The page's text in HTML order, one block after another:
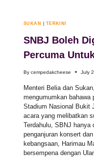
SUKAN TERKINI
SNBJ Boleh
Percuma
By cempedakcheese July
Menteri Belia dan
mengumumkan bahawa
Stadium Nasional Bukit
acara yang melibatkan
Terdahulu, SBNJ hanya
penganjuran konsert
kebangsaan, Harimau
bersempena dengan